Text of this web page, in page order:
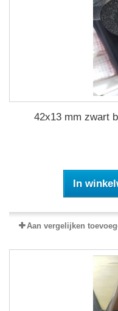
42x13 mm zwart
In
Aan vergelijken